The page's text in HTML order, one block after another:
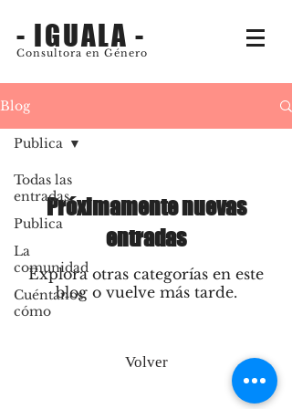
- IGUALA -
Consultora en Género
Blog
Todas las
entradas
Publica
La
comunidad
Cuéntanos
cómo
Publica
Próximamente nuevas
entradas
Explora otras categorías en este
blog o vuelve más tarde.
Volver